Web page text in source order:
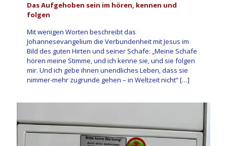
Das Aufgehoben sein im hören, kennen und
folgen
Mit wenigen Worten beschreibt das
Johannesevangelium die Verbundenheit mit Jesus im
Bild des guten Hirten und seiner Schafe: „Meine Schafe
hören meine Stimme, und ich kenne sie, und sie folgen
mir. Und ich gebe ihnen unendliches Leben, dass sie
nimmer-mehr zugrunde gehen – in Weltzeit nicht“[…]